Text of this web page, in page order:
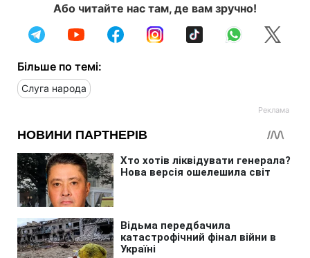
Або читайте нас там, де вам зручно!
Більше по темі:
Слуга народа